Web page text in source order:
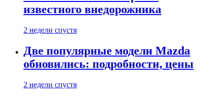
известного внедорожника
2 недели спустя
Две популярные модели Mazda
обновились: подробности, цены
2 недели спустя